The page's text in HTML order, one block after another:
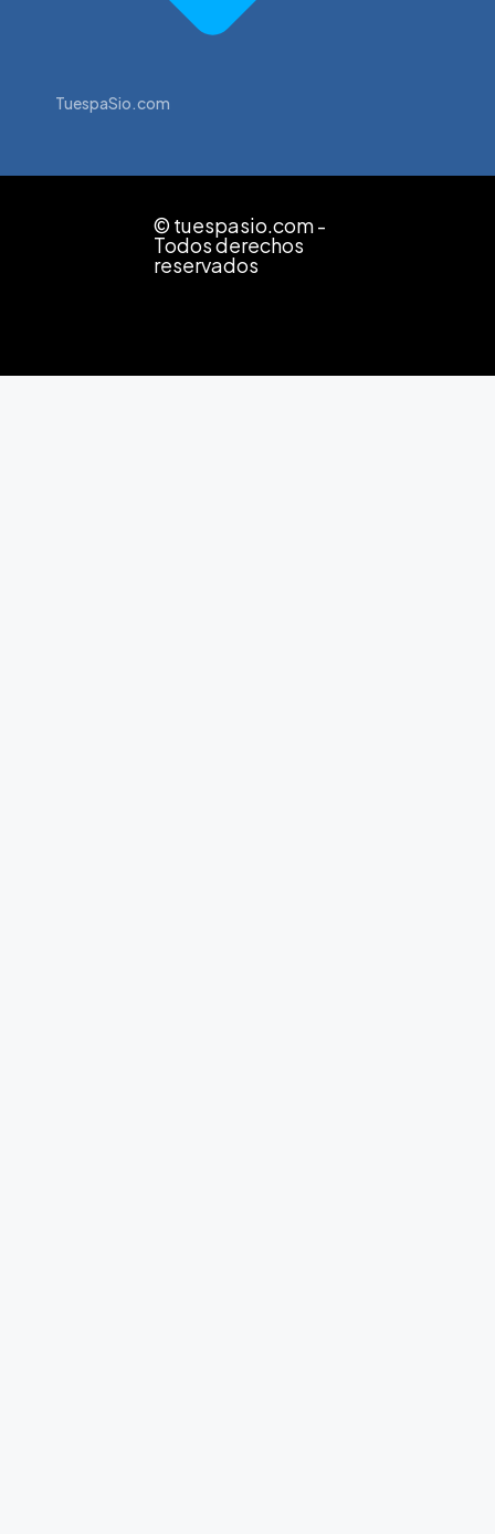
TuespaSio.com
© tuespasio.com -
Todos derechos
reservados